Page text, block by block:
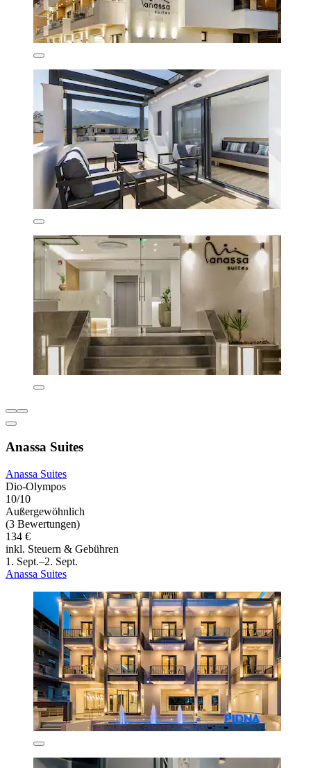
Anassa Suites
Anassa Suites
Dio-Olympos
10/10
Außergewöhnlich
(3 Bewertungen)
134 €
inkl. Steuern & Gebühren
1. Sept.–2. Sept.
Anassa Suites